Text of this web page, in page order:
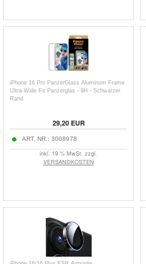
iPhone 16 Pro PanzerGlass Aluminum Frame
Ultra-Wide Fit Panzerglas - 9H - Schwarzer
Rand
29,20EUR
ART. NR.: 3008978
inkl. 19 % MwSt. zzgl.
VERSANDKOSTEN